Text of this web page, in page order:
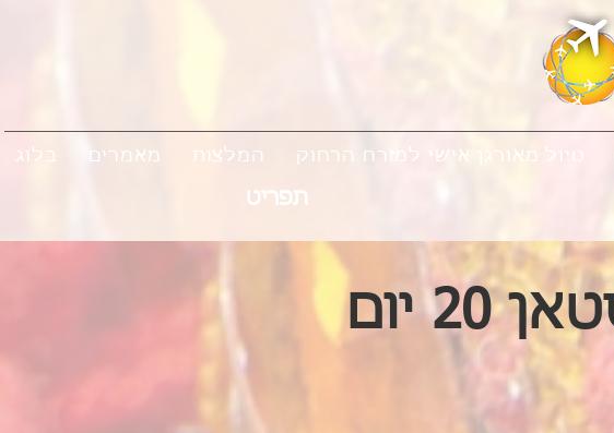
טיול מאורגן אישי למזרח הרחוק המלצות מאמרים בלוג
תפריט
יום